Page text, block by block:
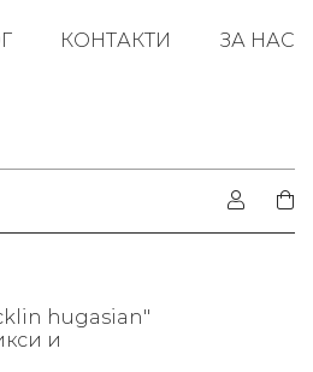
КОНТАКТИ ЗА НАС
hugasian"
и